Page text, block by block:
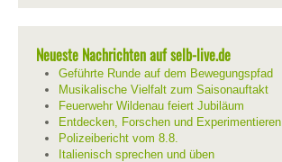
Neueste Nachrichten auf selb-live.de
Geführte Runde auf dem Bewegungspfad
Musikalische Vielfalt zum Saisonauftakt
Feuerwehr Wildenau feiert Jubiläum
Entdecken, Forschen und Experimentieren
Polizeibericht vom 8.8.
Italienisch sprechen und üben